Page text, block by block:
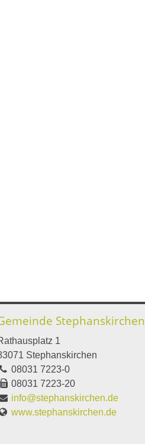
Stephanskirchen
1
Stephanskirchen
08031 7223-0
08031 7223-20
info@stephanskirchen.de
www.stephanskirchen.de